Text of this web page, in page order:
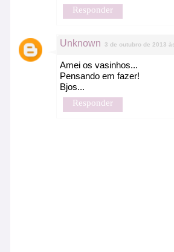
Responder
Unknown 3 de outubro de 2013
Amei os vasinhos...
Pensando em fazer!
Bjos...
Responder